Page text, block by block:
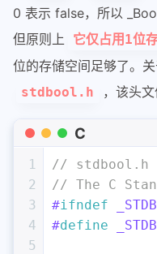
0 表示 false，所以
但原则上
它仅占用1位
位的存储空间足够了。
stdbool.h ，该头文
C
1
2
3
4
5
// stdbool.h
// The C
#ifndef
#define